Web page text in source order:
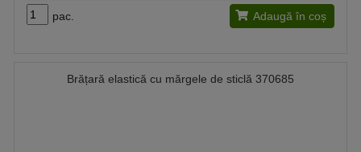
pac. Adaugă în coș
Brățară elastică cu mărgele de sticlă 370685